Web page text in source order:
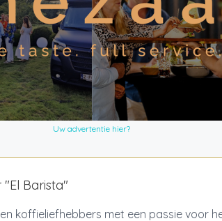
Uw advertentie hier?
Barista"
koffieliefhebbers met een passie voor